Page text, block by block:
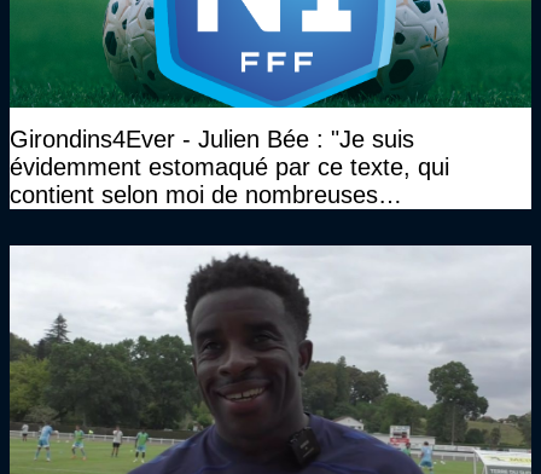
Girondins4Ever - Julien Bée : "Je suis
évidemment estomaqué par ce texte, qui
contient selon moi de nombreuses
plan juridique"